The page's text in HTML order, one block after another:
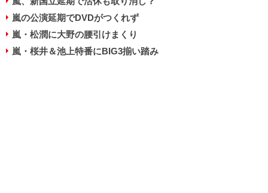
嵐の公演延期でDVDがつくれず
嵐・松潤に大野の腰引けまくり
嵐・桜井＆池上特番にBIG3揃い踏み